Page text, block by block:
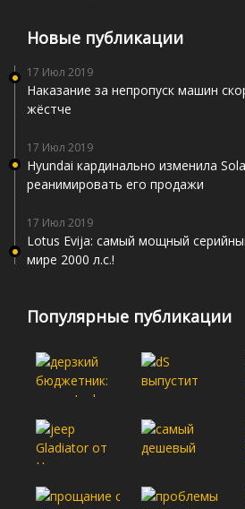
Новые публикации
17 Июл 2019
Наказание за непропуск машин
жёстче
17 Июл 2019
Hyundai кардинально изменила
реанимировать его продажи
17 Июл 2019
Lotus Evija: самый мощный
мире 2000 л.с.!
Популярные публикации